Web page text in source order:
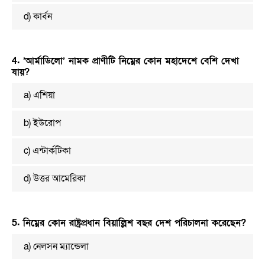
d) কার্বন
4. ’আর্মাডিলো’ নামক প্রাণীটি নিম্নের কোন মহাদেশে বেশি দেখা
যায়?
a) এশিয়া
b) ইউরোপ
c) এন্টার্কটিকা
d) উত্তর আমেরিকা
5. নিম্নের কোন রাষ্ট্রপ্রধান বিয়াল্লিশ বছর দেশ পরিচালনা করেছেন?
a) নেলসন ম্যান্ডেলা